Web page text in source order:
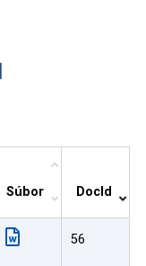
Súbor DocId
56